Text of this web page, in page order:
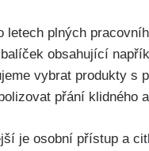
letech plných
obsahující
vybrat produkty s
přání klidného
je osobní přístup a